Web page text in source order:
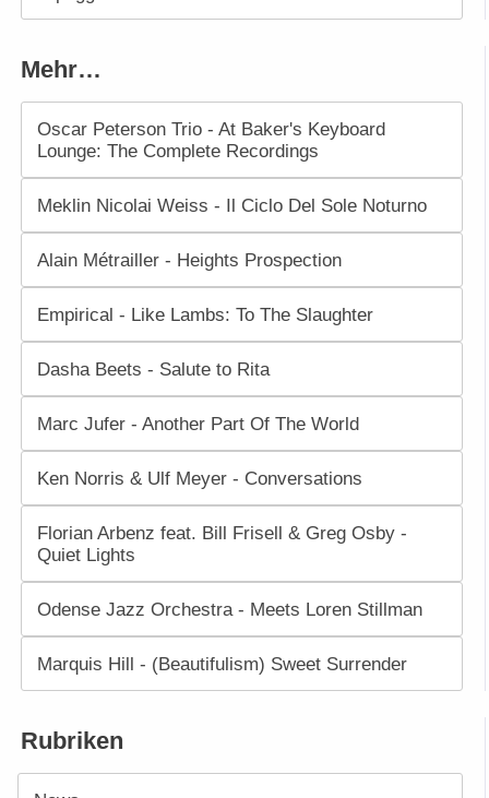
Mehr…
Oscar Peterson Trio - At Baker's Keyboard
Lounge: The Complete Recordings
Meklin Nicolai Weiss - Il Ciclo Del Sole Noturno
Alain Métrailler - Heights Prospection
Empirical - Like Lambs: To The Slaughter
Dasha Beets - Salute to Rita
Marc Jufer - Another Part Of The World
Ken Norris & Ulf Meyer - Conversations
Florian Arbenz feat. Bill Frisell & Greg Osby -
Quiet Lights
Odense Jazz Orchestra - Meets Loren Stillman
Marquis Hill - (Beautifulism) Sweet Surrender
Rubriken